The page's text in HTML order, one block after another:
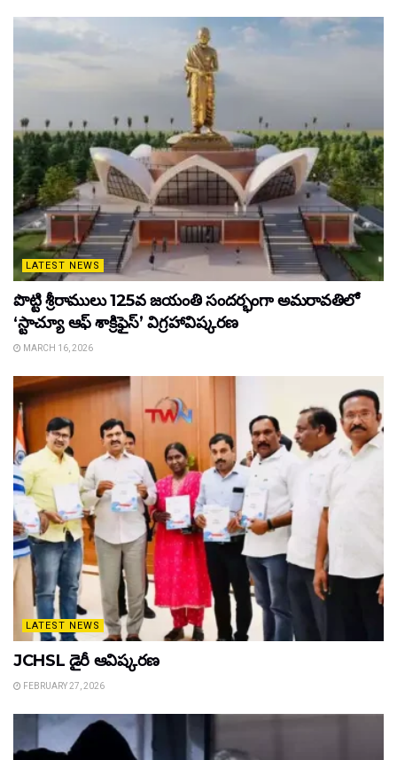
LATEST NEWS
పొట్టి శ్రీరాములు 125వ జయంతి సందర్భంగా అమరావతిలో
‘స్టాచ్యూ ఆఫ్ శాక్రిఫైస్’ విగ్రహావిష్కరణ
MARCH 16, 2026
LATEST NEWS
JCHSL డైరీ ఆవిష్కరణ
FEBRUARY 27, 2026